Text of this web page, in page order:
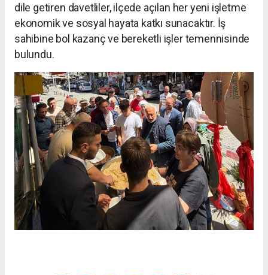
dile getiren davetliler, ilçede açılan her yeni işletme
ekonomik ve sosyal hayata katkı sunacaktır. İş
sahibine bol kazanç ve bereketli işler temennisinde
bulundu.